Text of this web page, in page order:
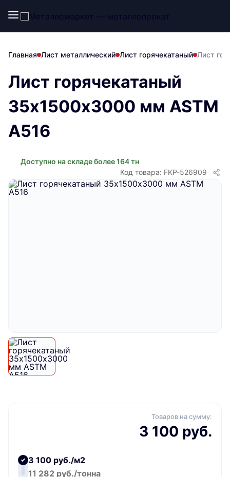
Главная Лист металлический Лист горячекатаный Лист
Лист горячекатаный
35х1500х3000 мм ASTM
A516
Доступно на складе более 164 тн
Код товара: FKP-526909
Товаров на сумму:
3 100 руб.
3 100 руб./м2
11 282 руб./тонна